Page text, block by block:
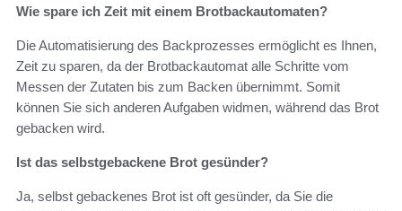
Wie spare ich Zeit mit einem Brotbackautomaten?
Die Automatisierung des Backprozesses ermöglicht es Ihnen,
Zeit zu sparen, da der Brotbackautomat alle Schritte vom
Messen der Zutaten bis zum Backen übernimmt. Somit
können Sie sich anderen Aufgaben widmen, während das Brot
gebacken wird.
Ist das selbstgebackene Brot gesünder?
Ja, selbst gebackenes Brot ist oft gesünder, da Sie die